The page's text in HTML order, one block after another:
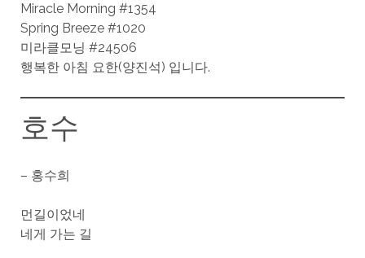
Miracle Morning #1354
Spring Breeze #1020
미라클모닝 #24506
행복한 아침 요한(양진석) 입니다.
호수
– 홍수희
먼길이었네
네게 가는 길